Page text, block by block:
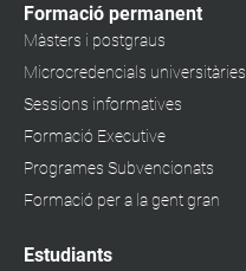
Formació permanent
Màsters i postgraus
Microcredencials universitàries
Sessions informatives
Formació Executive
Programes Subvencionats
Formació per a la gent gran
Estudiants